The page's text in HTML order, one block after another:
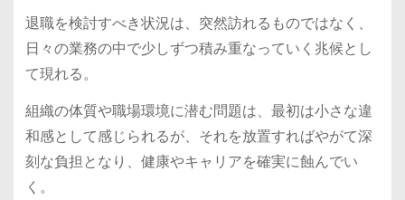
退職を検討すべき状況は、突然訪れるものではなく、
日々の業務の中で少しずつ積み重なっていく兆候とし
て現れる。
組織の体質や職場環境に潜む問題は、最初は小さな違
和感として感じられるが、それを放置すればやがて深
刻な負担となり、健康やキャリアを確実に蝕んでい
く。